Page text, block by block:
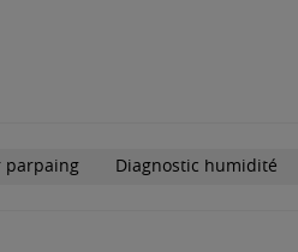
parpaing Diagnostic humidité